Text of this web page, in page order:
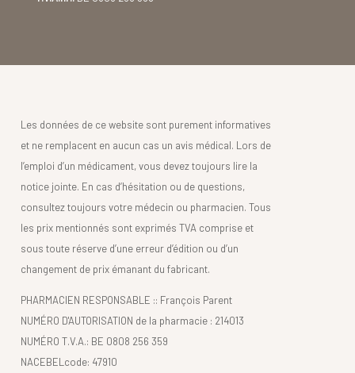
Les données de ce website sont purement informatives
et ne remplacent en aucun cas un avis médical. Lors de
l’emploi d’un médicament, vous devez toujours lire la
notice jointe. En cas d’hésitation ou de questions,
consultez toujours votre médecin ou pharmacien. Tous
les prix mentionnés sont exprimés TVA comprise et
sous toute réserve d’une erreur d’édition ou d’un
changement de prix émanant du fabricant.
PHARMACIEN RESPONSABLE :: François Parent
NUMÉRO D'AUTORISATION de la pharmacie : 214013
NUMÉRO T.V.A.: BE 0808 256 359
NACEBELcode: 47910